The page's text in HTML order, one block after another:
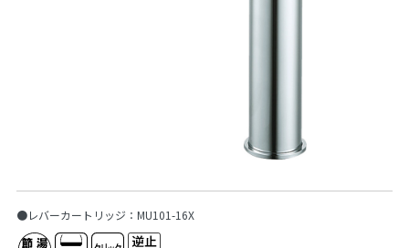
●レバーカートリッジ：MU101-16X